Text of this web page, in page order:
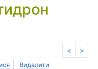
< >
Видалити